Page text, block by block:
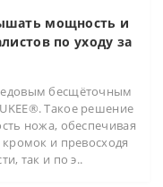
мощность и
по уходу за
бесщёточным
Такое решение
ножа, обеспечивая
и превосходя
так и по э..